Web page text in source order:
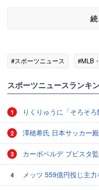
#スポーツニュース #MLB
スポーツニュースランキ
1 りくりゅうに「そろそろ
2 澤穂希氏 日本サッカー
3 カーボベルデ ブビスタ
4 メッツ 559億円投じ主力